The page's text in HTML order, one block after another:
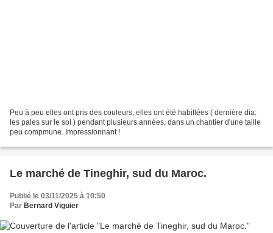
Peu à peu elles ont pris des couleurs, elles ont été habillées ( dernière dia:
les pales sur le sol ) pendant plusieurs années, dans un chantier d'une taille
peu compmune. Impressionnant !
Le marché de Tineghir, sud du Maroc.
Publié le 03/11/2025 à 10:50
Par Bernard Viguier